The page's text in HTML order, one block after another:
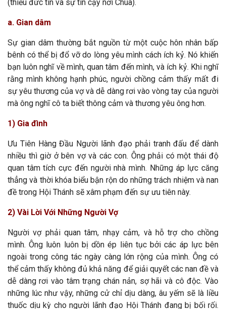
(thiếu đức tin và sự tin cậy nơi Chúa).
a. Gian dâm
Sự gian dâm thường bắt nguồn từ một cuộc hôn nhân bấp
bênh có thể bị đổ vỡ do lòng yêu mình cách ích kỷ. Nó khiến
bạn luôn nghĩ về mình, quan tâm đến mình, và ích kỷ. Khi nghĩ
rằng mình không hạnh phúc, người chồng cảm thấy mất đi
sự yêu thương của vợ và dễ dàng rơi vào vòng tay của người
mà ông nghĩ cô ta biết thông cảm và thương yêu ông hơn.
1) Gia đình
Ưu Tiên Hàng Đầu Người lãnh đạo phải tranh đấu để dành
nhiều thì giờ ở bên vợ và các con. Ông phải có một thái độ
quan tâm tích cực đến người nhà mình. Những áp lực căng
thẳng và thời khóa biểu bận rộn do những trách nhiệm và nan
đề trong Hội Thánh sẽ xâm phạm đến sự ưu tiên này.
2) Vài Lời Với Những Người Vợ
Người vợ phải quan tâm, nhạy cảm, và hỗ trợ cho chồng
mình. Ông luôn luôn bị dồn ép liên tục bởi các áp lực bên
ngoài trong công tác ngày càng lớn rộng của mình. Ông có
thể cảm thấy không đủ khả năng để giải quyết các nan đề và
dễ dàng rơi vào tâm trạng chán nản, sợ hãi và cô độc. Vào
những lúc như vậy, những cử chỉ dịu dàng, âu yếm sẽ là liều
thuốc dịu kỳ cho người lãnh đạo Hội Thánh đang bị bối rối.